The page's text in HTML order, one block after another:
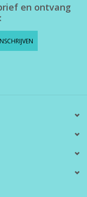
en ontvang